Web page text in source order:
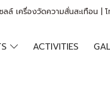
ลล์ เครื่องวัดความสั่นสะเทือน
ACTIVITIES